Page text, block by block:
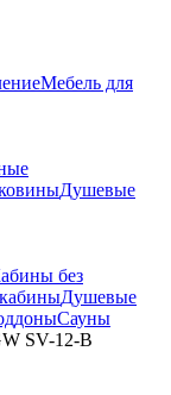
Мебель для
Душевые
без
Душевые
Сауны
SV-12-B